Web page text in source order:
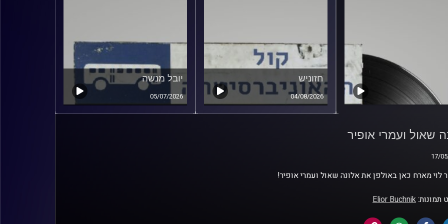
17/
חזוניש
04/08/2026
יובל מנשה
05/07/2026
שאול ועמרי אופיר
17/
לוי מארח כאן באולפן את אלונה שאול ועמרי אופיר!
תמונות:Elior Buchnik